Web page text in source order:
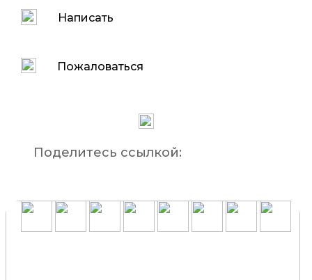
Написать
Пожаловаться
Поделитесь ссылкой: